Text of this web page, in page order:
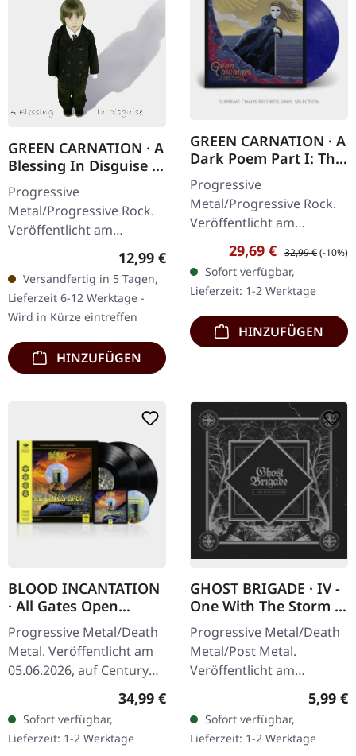
GREEN CARNATION · A
Blessing In Disguise |
CD
Progressive
Metal/Progressive Rock.
Veröffentlicht am
16.06.2003, auf Season Of
Mist. CD im Jewelcase mit
12-seitigem Booklet.
Moment mal.…
Regulärer Preis:
12,99 €
Versandfertig in 5 Tagen,
Lieferzeit 6-12 Werktage -
Wird in Kürze eintreffen
HINZUFÜGEN
GREEN CARNATION · A
Dark Poem Part I: The
Shores of Melancholia
| BLUE/BLACK/WHITE
MARBLED LP
Progressive
Metal/Progressive Rock.
Veröffentlicht am
27.03.2026, auf Season Of
Mist. Blaues, schwarzes
und weißes marmoriertes
Vinyl im…
Verkaufspreis:
29,69 € Regulärer Preis:
32,99 €(-10%)
Sofort verfügbar,
Lieferzeit: 1-2 Werktage
HINZUFÜGEN
BLOOD INCANTATION
· All Gates Open
(Original Motion
Picture Soundtrack) |
BLACK 2LP+BLURAY
Progressive Metal/Death
Metal. Veröffentlicht am
05.06.2026, auf Century
Schwarzes Doppel-Vinyl
im Gatefold-Cover mit
Blu-Ray-Disc und…
Regulärer Preis:
34,99 €
Sofort verfügbar,
Lieferzeit: 1-2 Werktage
GHOST BRIGADE · IV -
One With The Storm |
CD
Progressive Metal/Death
Metal/Post Metal.
Veröffentlicht am
07.11.2014, auf Season Of
Mist. CD im Jewelcase.
Ghost Brigades 'IV - One
with the Storm'…
5,99 €
Sofort verfügbar,
Lieferzeit: 1-2 Werktage